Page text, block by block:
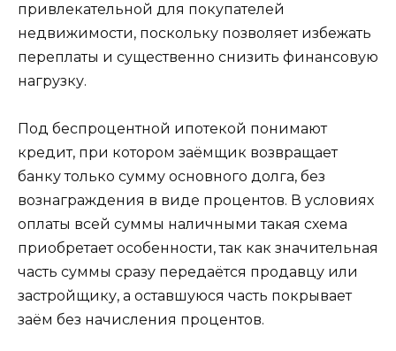
привлекательной для покупателей
недвижимости, поскольку позволяет избежать
переплаты и существенно снизить финансовую
нагрузку.
Под беспроцентной ипотекой понимают
кредит, при котором заёмщик возвращает
банку только сумму основного долга, без
вознаграждения в виде процентов. В условиях
оплаты всей суммы наличными такая схема
приобретает особенности, так как значительная
часть суммы сразу передаётся продавцу или
застройщику, а оставшуюся часть покрывает
заём без начисления процентов.